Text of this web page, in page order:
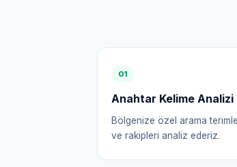
01
Anahtar Kelime Analizi
Bölgenize özel arama
ve rakipleri analiz ederiz.